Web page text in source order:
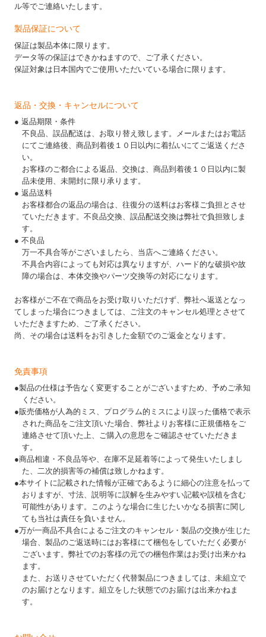
ル等でご連絡いたします。
製品保証について
保証は製品本体に限ります。
データ等の保証はできかねますので、ご了承ください。
保証対象は日本国内でご使用いただいている場合に限ります。
返品・交換・キャンセルについて
● 返品期限・条件
不良品、誤品配送は、お取り替え致します。メールまたはお電話
にてご連絡後、商品到着後１０日以内に着払いにてご返送くださ
い。
お客様のご都合による返品、交換は、商品到着後１０日以内に製
品未使用、未開封に限り承ります。
● 返品送料
お客様都合の返品の場合は、往復分の送料はお客様ご負担とさせ
ていただきます。不良品交換、誤品配送交換は弊社で負担致しま
す。
● 不良品
万一不具合等がございましたら、当店へご連絡ください。
不具合内容によっても対応は異なりますが、ハード的な破損や故
障の場合は、本体交換やパーツ交換等の対応になります。
お客様がご不在で商品をお受け取りいただけず、弊社へ返送となっ
てしまった場合につきましては、ご注文のキャンセル処理とさせて
いただきますため、ご了承ください。
尚、その場合は送料をお引きした金額でのご返金となります。
免責事項
●製品の仕様は予告なく変更することがございますため、予めご承知
ください。
●販売価格が人為的ミス、プログラム的ミスにより誤った価格で表示
された商品をご注文頂いた場合、弊社よりお客様に正規価格をご
連絡させて頂いた上、ご購入の意思をご確認させていただきま
す。
●商品相違・不良品等や、在庫不足延着等によって発生いたしまし
た、二次的損害等の補償は致しかねます。
●本サイトに記載された情報が正確であるように細心の注意を払って
おりますが、寸法、説明等に誤解を生みやすい記載や誤植を含む
可能性があります。このような場合に生じたいかなる損害に関し
ても当社は責任を負いません。
●万が一商品不具合によるご注文のキャンセル・製品の交換が生じた
場合、製品のご返送時にはお客様にて梱包をしていただく必要が
ございます。弊社でのお客様の元での梱包作業はお受け出来かね
ます。
また、お送りさせていただく代替製品につきましては、未組立で
のお届けとなります。組立をした状態でのお届けは出来かねま
す。